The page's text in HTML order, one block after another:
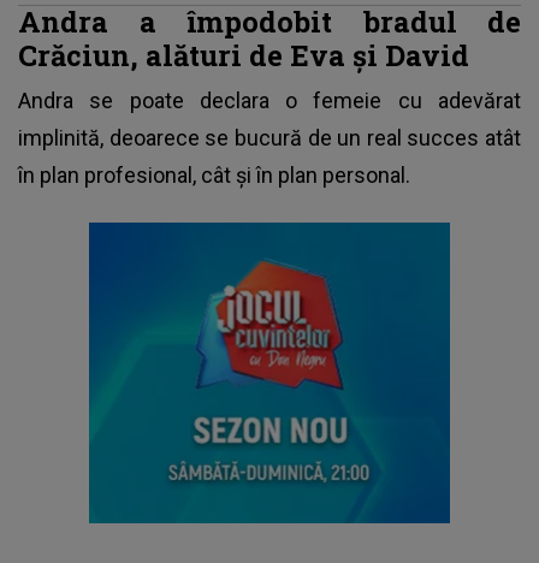
Andra a împodobit bradul de
Crăciun, alături de Eva și David
Andra se poate declara o femeie cu adevărat
implinită, deoarece se bucură de un real succes atât
în plan profesional, cât și în plan personal.